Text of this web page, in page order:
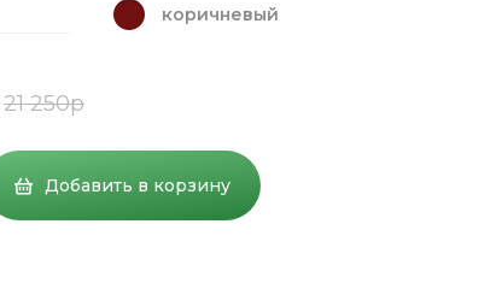
коричневый
21 250р
Добавить в корзину